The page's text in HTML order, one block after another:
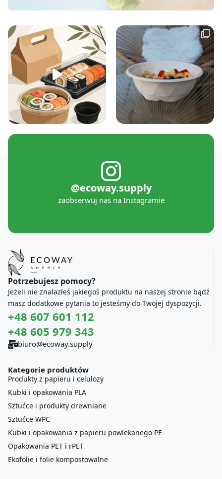
@ecoway.supply
zaobserwuj nas na Instagramie
Potrzebujesz pomocy?
Jeżeli nie znalazłeś jakiegoś produktu na naszej stronie bądź
masz dodatkowe pytania to jesteśmy do Twojej dyspozycji.
+48 607 601 112
+48 605 979 343
biuro@ecoway.supply
Kategorie produktów
Produkty z papieru i celulozy
Kubki i opakowania PLA
Sztućce i produkty drewniane
Sztućce WPC
Kubki i opakowania z papieru powlekanego PE
Opakowania PET i rPET
Ekofolie i folie kompostowalne